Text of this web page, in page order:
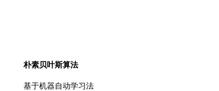
朴素贝叶斯算法
基于机器自动学习法